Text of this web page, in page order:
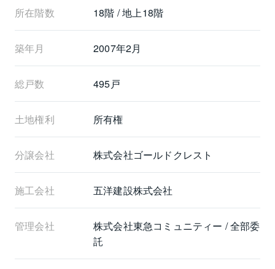
フリーコール：0120‐990‐941
☆中国語対応可能☆
所在階数 18階 / 地上18階
築年月 2007年2月
総戸数 495戸
土地権利 所有権
分譲会社 株式会社ゴールドクレスト
施工会社 五洋建設株式会社
管理会社
株式会社東急コミュニティー / 全部委
託